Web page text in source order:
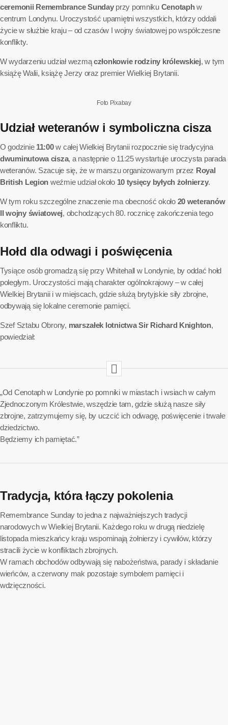
ceremonii Remembrance Sundayprzy pomniku Cenotaphw
centrum Londynu. Uroczystość upamiętni wszystkich, którzy oddali
życie w służbie kraju – od czasów I wojny światowej po współczesne
konflikty.
W wydarzeniu udział wezmączłonkowie rodziny królewskiej, w tym
książę Walii, książę Jerzy oraz premier Wielkiej Brytanii.
Foto Pixabay
Udział weteranów i symboliczna cisza
O godzinie 11:00w całej Wielkiej Brytanii rozpocznie się tradycyjna
dwuminutowa cisza, a następnie o 11:25 wystartuje uroczysta parada
weteranów. Szacuje się, że w marszu organizowanym przez Royal
British Legion weźmie udział około 10 tysięcy byłych żołnierzy.
W tym roku szczególne znaczenie ma obecność około 20 weteranów
II wojny światowej, obchodzących 80. rocznicę zakończenia tego
konfliktu.
Hołd dla odwagi i poświęcenia
Tysiące osób gromadzą się przy Whitehall w Londynie, by oddać hołd
poległym. Uroczystości mają charakter ogólnokrajowy – w całej
Wielkiej Brytanii i w miejscach, gdzie służą brytyjskie siły zbrojne,
odbywają się lokalne ceremonie pamięci.
Szef Sztabu Obrony, marszałek lotnictwa Sir Richard Knighton,
powiedział:
„Od Cenotaph w Londynie po pomniki w miastach i wsiach w całym
Zjednoczonym Królestwie, wszędzie tam, gdzie służą nasze siły
zbrojne, zatrzymujemy się, by uczcić ich odwagę, poświęcenie i trwałe
dziedzictwo.
Będziemy ich pamiętać.”
Tradycja, która łączy pokolenia
Remembrance Sunday to jedna z najważniejszych tradycji
narodowych w Wielkiej Brytanii. Każdego roku w drugą niedzielę
listopada mieszkańcy kraju wspominają żołnierzy i cywilów, którzy
stracili życie w konfliktach zbrojnych.
W ramach obchodów odbywają się nabożeństwa, parady i składanie
wieńców, a czerwony mak pozostaje symbolem pamięci i
wdzięczności.